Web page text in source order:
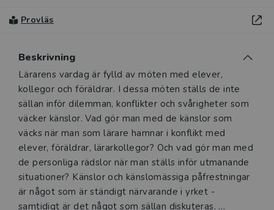
Provläs
Beskrivning
Beskrivning
Lärarens vardag är fylld av möten med elever,
kollegor och föräldrar. I dessa möten ställs de inte
sällan inför dilemman, konflikter och svårigheter som
väcker känslor. Vad gör man med de känslor som
väcks när man som lärare hamnar i konflikt med
elever, föräldrar, lärarkollegor? Och vad gör man med
de personliga rädslor när man ställs inför utmanande
situationer? Känslor och känslomässiga påfrestningar
är något som är ständigt närvarande i yrket -
samtidigt är det något som sällan diskuteras.